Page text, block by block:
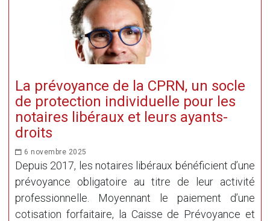
La prévoyance de la CPRN, un socle
de protection individuelle pour les
notaires libéraux et leurs ayants-
droits
6 novembre 2025
Depuis 2017, les notaires libéraux bénéficient d’une
prévoyance obligatoire au titre de leur activité
professionnelle. Moyennant le paiement d’une
cotisation forfaitaire, la Caisse de Prévoyance et